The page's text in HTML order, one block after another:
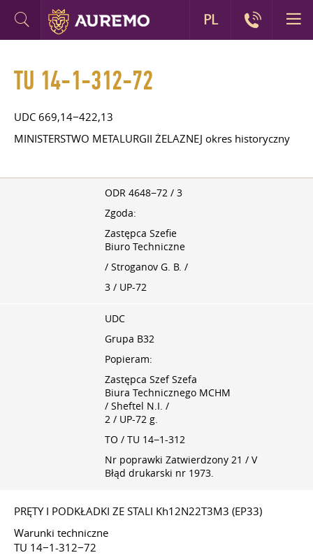
TU 14-1-312-72
UDC 669,14−422,13
MINISTERSTWO METALURGII ŻELAZNEJ okres historyczny
ODR 4648−72 / 3
Zgoda:
Zastępca Szefie
Biuro Techniczne
/ Stroganov G. B. /
3 / UP-72
UDC
Grupa B32
Popieram:
Zastępca Szef Szefa
Biura Technicznego MCHM
/ Sheftel N.I. /
2 / UP-72 g.
TO / TU 14−1-312
Nr poprawki Zatwierdzony 21 / V
Błąd drukarski nr 1973.
PRĘTY I PODKŁADKI ZE STALI Kh12N22T3M3 (EP33)
Warunki techniczne
TU 14−1-312−72
PL